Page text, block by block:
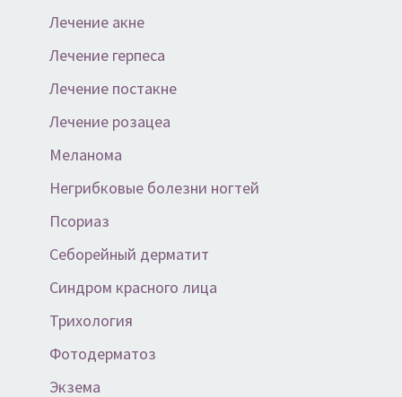
Лечение акне
Лечение герпеса
Лечение постакне
Лечение розацеа
Меланома
Негрибковые болезни ногтей
Псориаз
Себорейный дерматит
Синдром красного лица
Трихология
Фотодерматоз
Экзема